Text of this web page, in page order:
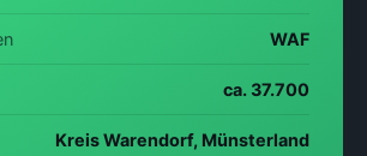
WAF
ca. 37.700
Kreis Warendorf, Münsterland